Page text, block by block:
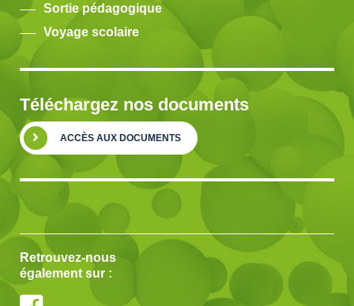
Sortie pédagogique
Voyage scolaire
Téléchargez nos documents
ACCÈS AUX DOCUMENTS
Retrouvez-nous
également sur :